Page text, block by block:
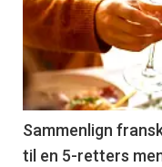
akkurat
nå
-
5
Sammenlign
til en 5-retters